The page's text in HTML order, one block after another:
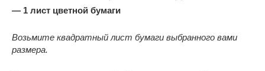
— 1 лист цветной бумаги
Возьмите квадратный лист бумаги выбранного вами
размера.